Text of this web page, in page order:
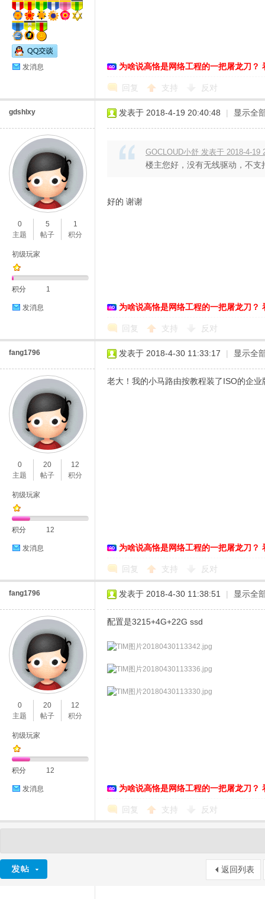
发消息 为啥说高恪是网络工程的一把屠龙刀？
回复 支持 反对
gdshlxy
0
主题
5
帖子
1
积分
初级玩家
积分 1
发消息
发表于 2018-4-19 20:40:48 | 显示全
GOCLOUD小舒 发表于 2018-4-19
楼主您好，没有无线驱动，不支
好的 谢谢
为啥说高恪是网络工程的一把屠龙刀？
回复 支持 反对
fang1796
0
主题
20
帖子
12
积分
初级玩家
积分 12
发消息
发表于 2018-4-30 11:33:17 | 显示全
老大！我的小马路由按教程装了ISO的企
为啥说高恪是网络工程的一把屠龙刀？
回复 支持 反对
fang1796
0
主题
20
帖子
12
积分
初级玩家
积分 12
发消息
发表于 2018-4-30 11:38:51 | 显示全
配置是3215+4G+22G ssd
为啥说高恪是网络工程的一把屠龙刀？
回复 支持 反对
返回列表